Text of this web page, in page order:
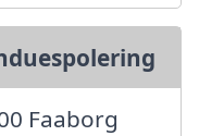
Faaborg